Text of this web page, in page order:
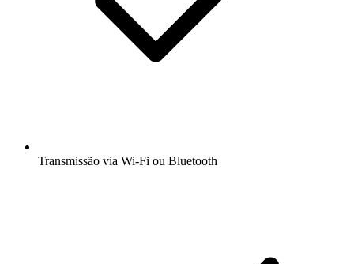
Transmissão via Wi-Fi ou Bluetooth